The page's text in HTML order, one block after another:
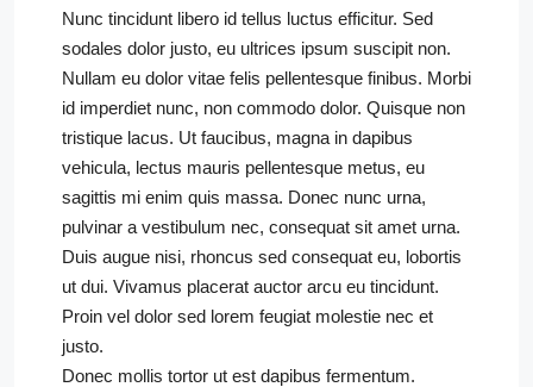
Nunc tincidunt libero id tellus luctus efficitur. Sed
sodales dolor justo, eu ultrices ipsum suscipit non.
Nullam eu dolor vitae felis pellentesque finibus. Morbi
id imperdiet nunc, non commodo dolor. Quisque non
tristique lacus. Ut faucibus, magna in dapibus
vehicula, lectus mauris pellentesque metus, eu
sagittis mi enim quis massa. Donec nunc urna,
pulvinar a vestibulum nec, consequat sit amet urna.
Duis augue nisi, rhoncus sed consequat eu, lobortis
ut dui. Vivamus placerat auctor arcu eu tincidunt.
Proin vel dolor sed lorem feugiat molestie nec et
justo.
Donec mollis tortor ut est dapibus fermentum.